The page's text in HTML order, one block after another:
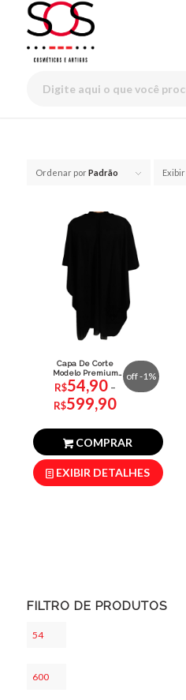
Ordenar porPadrão Exibir
Capa De Corte
Modelo Premium
Oxfordine 1,80×1,50cm
R$54,90 –
R$599,90de
preço:
R$54,90
off -1%
COMPRAR
EXIBIR DETALHES
FILTRO DE PRODUTOS